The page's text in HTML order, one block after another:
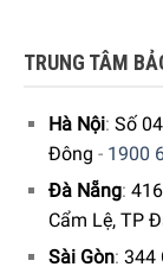
TRUNG TÂM
Hà Nội: Số
Đông - 1900
Đà Nẵng:
Cẩm Lệ, TP
Sài Gòn: 344